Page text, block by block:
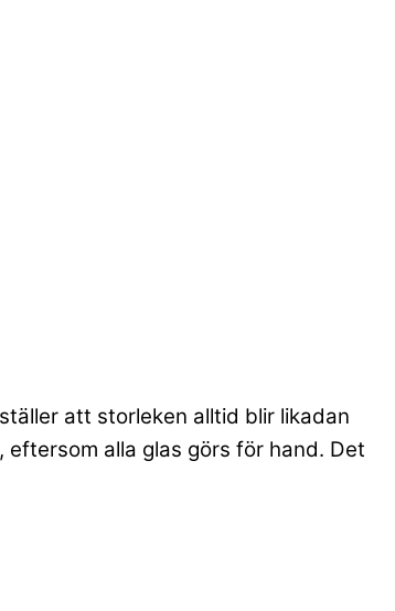
att storleken alltid blir likadan
alla glas görs för hand. Det